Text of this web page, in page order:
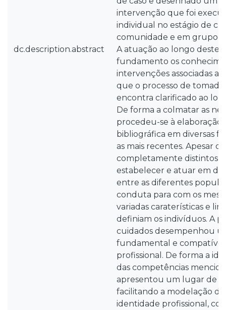
dc.description.abstract
intervenção que foi
individual no estágio de
comunidade e em grupo
A atuação ao longo destes
fundamento os
intervenções associadas
que o processo de tomada
encontra clarificado ao
De forma a colmatar as
procedeu-se à elaboração
bibliográfica em diversas
as mais recentes. Apesar
completamente distintos,
estabelecer e atuar em
entre as diferentes
conduta para com os
variadas caraterísticas e
definiam os indivíduos. A
cuidados desempenhou
fundamental e
profissional. De forma a
das competências
apresentou um lugar de
facilitando a modelação
identidade profissional,